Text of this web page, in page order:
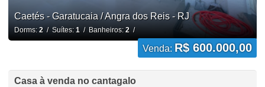
Caetés - Garatucaia / Angra dos Reis - RJ
Dorms: 2/ Suítes: 1/ Banheiros: 2/
Venda: R$ 600.000,00
Casa à venda no cantagalo